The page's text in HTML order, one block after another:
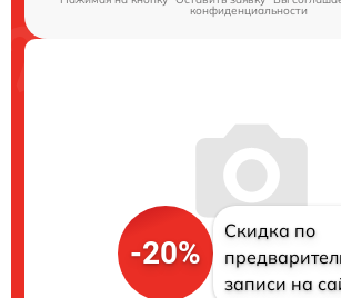
конфиденциальности
-20%
Скидка по
записи на